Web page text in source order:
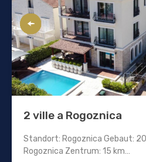
2 ville a Rogoznica
Standort: Rogoznica Gebaut:
Rogoznica Zentrum: 15 km…